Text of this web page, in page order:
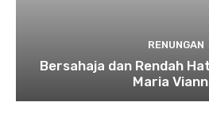
RENUNGAN
Bersahaja dan Rendah
Maria